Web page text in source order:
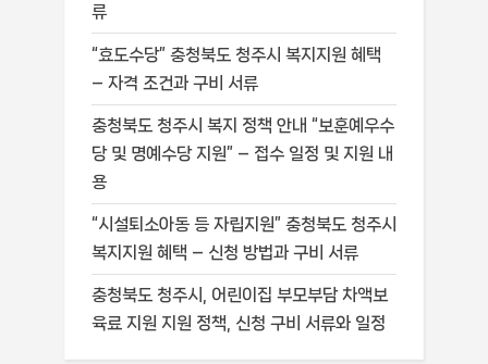
류
“효도수당” 충청북도 청주시 복지지원 혜택
– 자격 조건과 구비 서류
충청북도 청주시 복지 정책 안내 “보훈예우수
당 및 명예수당 지원” – 접수 일정 및 지원 내
용
“시설퇴소아동 등 자립지원” 충청북도 청주시
복지지원 혜택 – 신청 방법과 구비 서류
충청북도 청주시, 어린이집 부모부담 차액보
육료 지원 지원 정책, 신청 구비 서류와 일정